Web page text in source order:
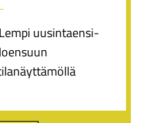
uusintaensi-